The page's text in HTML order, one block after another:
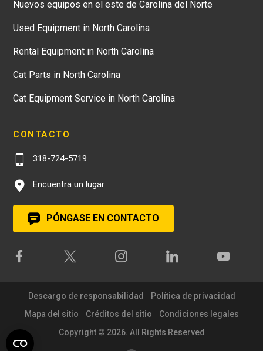
Nuevos equipos en el este de Carolina del Norte
Used Equipment in North Carolina
Rental Equipment in North Carolina
Cat Parts in North Carolina
Cat Equipment Service in North Carolina
CONTACTO
318-724-5719
Encuentra un lugar
PÓNGASE EN CONTACTO
Descargo de responsabilidad
Política de privacidad
Mapa del sitio
Créditos del sitio
Condiciones legales
Copyright © 2026. All Rights Reserved